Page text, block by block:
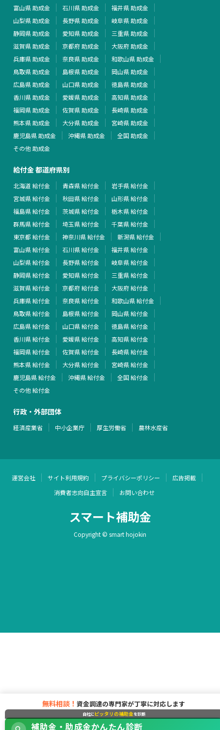
富山県 助成金
石川県 助成金
福井県 助成金
山梨県 助成金
長野県 助成金
岐阜県 助成金
静岡県 助成金
愛知県 助成金
三重県 助成金
滋賀県 助成金
京都府 助成金
大阪府 助成金
兵庫県 助成金
奈良県 助成金
和歌山県 助成金
鳥取県 助成金
島根県 助成金
岡山県 助成金
広島県 助成金
山口県 助成金
徳島県 助成金
香川県 助成金
愛媛県 助成金
高知県 助成金
福岡県 助成金
佐賀県 助成金
長崎県 助成金
熊本県 助成金
大分県 助成金
宮崎県 助成金
鹿児島県 助成金
沖縄県 助成金
全国 助成金
その他 助成金
給付金 都道府県別
北海道 給付金 青森県 給付金
岩手県 給付金
宮城県 給付金
秋田県 給付金
山形県 給付金
福島県 給付金
茨城県 給付金
栃木県 給付金
群馬県 給付金
埼玉県 給付金
千葉県 給付金
東京都 給付金
神奈川県 給付金
新潟県 給付金
富山県 給付金
石川県 給付金
福井県 給付金
山梨県 給付金
長野県 給付金
岐阜県 給付金
静岡県 給付金
愛知県 給付金
三重県 給付金
滋賀県 給付金
京都府 給付金
大阪府 給付金
兵庫県 給付金
奈良県 給付金
和歌山県 給付金
鳥取県 給付金
島根県 給付金
岡山県 給付金
広島県 給付金
山口県 給付金
徳島県 給付金
香川県 給付金
愛媛県 給付金
高知県 給付金
福岡県 給付金
佐賀県 給付金
長崎県 給付金
熊本県 給付金
大分県 給付金
宮崎県 給付金
鹿児島県 給付金
沖縄県 給付金
全国 給付金
その他 給付金
行政・外部団体
経済産業省 中小企業庁 厚生労働省 農林水産省
運営会社 サイト利用規約 プライバシーポリシー
広告掲載
消費者志向自主宣言
お問い合わせ
スマート補助金
Copyright © smart hojokin
無料相談！ 資金調達の専門家が丁寧に対応します
自社にピッタリの補助金を診断
補助金・助成金かんたん診断